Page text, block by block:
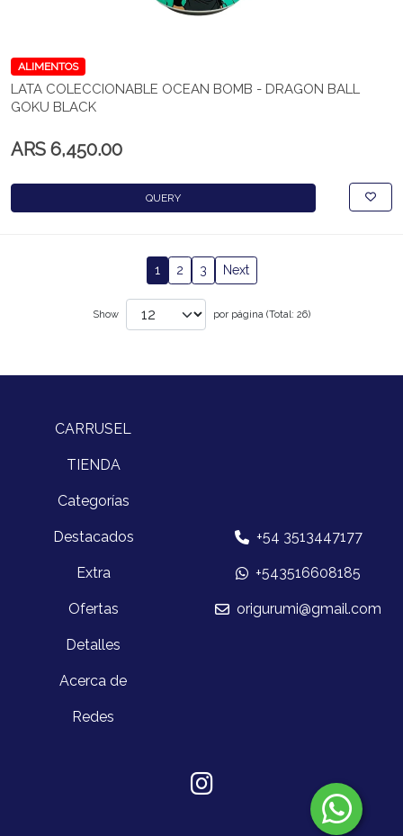
ALIMENTOS
LATA COLECCIONABLE OCEAN BOMB - DRAGON BALL
GOKU BLACK
ARS 6,450.00
QUERY
1 2 3 Next
Show por página (Total: 26)
CARRUSEL
TIENDA
Categorías
Destacados
Extra
Ofertas
Detalles
Acerca de
Redes
+54 3513447177
+543516608185
origurumi@gmail.com